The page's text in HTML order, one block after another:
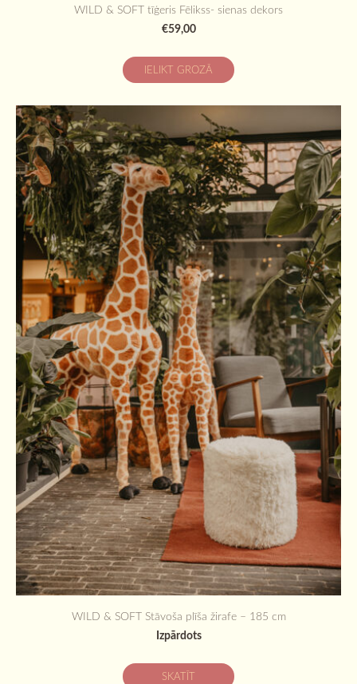
WILD & SOFT tīģeris Fēlikss- sienas dekors
€59,00
IELIKT GROZĀ
WILD & SOFT Stāvoša plīša žirafe – 185 cm
Izpārdots
SKATĪT